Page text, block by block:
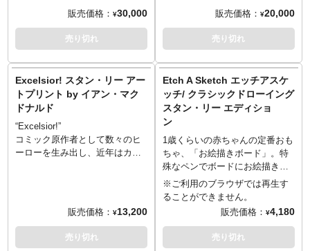
■アートプリントについては豆ブ
ログもチェックしてみてくださ
レッシュに！？今、オススメし
たいアートプリント。 」
まで精巧に再現。にこやかに笑
う頭部と、スパイダーマンの決
めポーズが演出できる腕パーツ
付属。スパイダーマンやキャプ
テン・アメリカなど、彼が創作
に携わってきたキャラクターた
ちのアイコン、そしてスタン・
リーのサイン入りプレートを装
飾した、歴史を感じさせる台座
も見どころ。
倒しとなる場合もございます。
■ご予約いただいた時点で、商品
代金のうち「\20,000」を内金と
ザイナーのガブリエル・ソアレ
スによる「マーベラス」スタ
ン・リーがラインナップ！今回
はカートゥーン調のタッチで、
れました。
1/10スケールのスタチューシリ
ーズ「デラックス・アートスケ
ール」。台座がデラックスな造
形となっている、スタン・リー
画のカメオ出演でファンに愛さ
れたレジェンド的存在、スタ
ン・リーを、1/10スケールのス
タチューとして立体化。おなじ
みのスマイルを浮かべたヘッド
や、白いシャツとベージュのパ
る。台座は、マーベル・ロゴ入
りの箱や、X-MENのシンボル入
り木箱、アイアンマンのヘルメ
販売価格： ¥30,000
売り切れ
1/10スケールのスタチューシリ
ーズ「アートスケール」。スタ
ン・リーがラインナップ！ 数々
のマーベル・キャラクターの創
在、スタン・リーを、1/10スケ
ールのスタチューとして立体
化。おなじみのスマイルを浮か
べたヘッドや、白いシャツとベ
ージュのパンツ、木箱に片足を
乗せたポージングなど、細部に
至るまで精巧に再現。すべてハ
ンドペイントによって塗装が施
されている。台座は、彼のコラ
ム「ソープボックス」にちなん
だ木箱が造形されているぞ。
販売価格： ¥20,000
売り切れ
Excelsior! スタン・リー アー
トプリント by イアン・マク
ドナルド
“Excelsior!”
コミック原作者として数々のヒ
ーローを生み出し、近年はカメ
上せよ）」と口にし、私たちに
元気な姿を見せてくれていまし
た。その彼がこの世を去って早2
販売価格： ¥13,200
売り切れ
Etch A Sketch エッチアスケ
ッチ/ クラシックドローイング
スタン・リー エディショ
ン
1歳くらいの赤ちゃんの定番おも
ちゃ、「お絵描きボード」。特
殊なペンでボードにお絵描き、
ボタンひとつでサッと消せる便
利なやつです。そんなお絵描き
ボードを「Etch A Sketch エッ
チアスケッチ」というシリーズ
で展開するスピンマスターから
衝撃のアイテムが！なんとスタ
※ご利用のブラウザでは再生す
ることができません。
販売価格： ¥4,180
売り切れ